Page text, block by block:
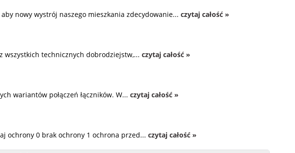
nowy wystrój naszego mieszkania zdecydowanie... czytaj całość »
wszystkich technicznych dobrodziejstw,... czytaj całość »
wariantów połączeń łączników. W... czytaj całość »
ochrony 0 brak ochrony 1 ochrona przed... czytaj całość »